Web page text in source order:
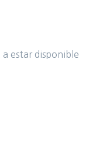
estar disponible